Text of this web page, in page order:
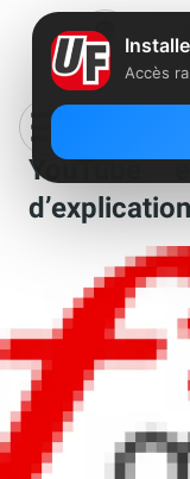
Free
YouTube
d’explication
Accès